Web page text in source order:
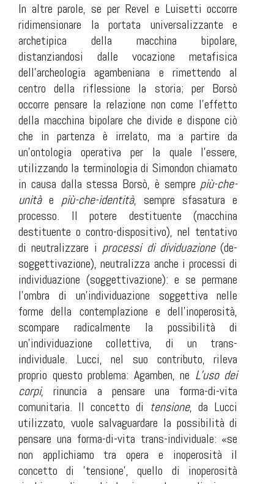
In altre parole, se per Revel e Luisetti occorre
ridimensionare la portata universalizzante e
archetipica della macchina bipolare,
distanziandosi dalle vocazione metafisica
dell’archeologia agambeniana e rimettendo al
centro della riflessione la storia; per Borsò
occorre pensare la relazione non come l’effetto
della macchina bipolare che divide e dispone ciò
che in partenza è irrelato, ma a partire da
un’ontologia operativa per la quale l’essere,
utilizzando la terminologia di Simondon chiamato
in causa dalla stessa Borsò, è sempre più-che-
unitàe più-che-identità, sempre sfasatura e
processo. Il potere destituente (macchina
destituente o contro-dispositivo), nel tentativo
di neutralizzare i processi di dividuazione(de-
soggettivazione), neutralizza anche iprocessi di
individuazione (soggettivazione): e se permane
l’ombra di un’individuazione soggettiva nelle
forme della contemplazione e dell’inoperosità,
scompare radicalmente la possibilità di
un’individuazione collettiva, di un trans-
individuale. Lucci, nel suo contributo, rileva
proprio questo problema: Agamben, ne L’uso dei
corpi, rinuncia a pensare una forma-di-vita
comunitaria. Il concetto di tensione, da Lucci
utilizzato, vuole salvaguardare la possibilità di
pensare una forma-di-vita trans-individuale: «se
non applichiamo tra opera e inoperosità il
concetto di 'tensione', quello di inoperosità